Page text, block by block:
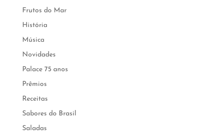
Frutos do Mar
História
Música
Novidades
Palace 75 anos
Prêmios
Receitas
Sabores do Brasil
Saladas